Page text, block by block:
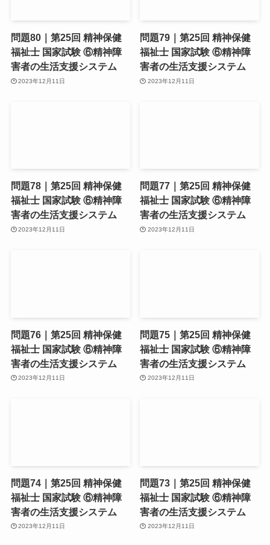
問題80｜第25回 精神保健
福祉士 国家試験 ⑥精神障
害者の生活支援システム
2023年12月11日
問題79｜第25回 精神保健
福祉士 国家試験 ⑥精神障
害者の生活支援システム
2023年12月11日
問題78｜第25回 精神保健
福祉士 国家試験 ⑥精神障
害者の生活支援システム
2023年12月11日
問題77｜第25回 精神保健
福祉士 国家試験 ⑥精神障
害者の生活支援システム
2023年12月11日
問題76｜第25回 精神保健
福祉士 国家試験 ⑥精神障
害者の生活支援システム
2023年12月11日
問題75｜第25回 精神保健
福祉士 国家試験 ⑥精神障
害者の生活支援システム
2023年12月11日
問題74｜第25回 精神保健
福祉士 国家試験 ⑥精神障
害者の生活支援システム
2023年12月11日
問題73｜第25回 精神保健
福祉士 国家試験 ⑥精神障
害者の生活支援システム
2023年12月11日